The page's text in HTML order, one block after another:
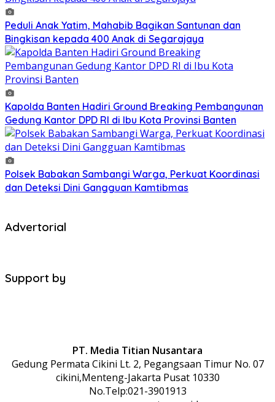
Peduli Anak Yatim, Mahabib Bagikan Santunan dan
Bingkisan kepada 400 Anak di Segarajaya
Kapolda Banten Hadiri Ground Breaking Pembangunan
Gedung Kantor DPD RI di Ibu Kota Provinsi Banten
Polsek Babakan Sambangi Warga, Perkuat Koordinasi
dan Deteksi Dini Gangguan Kamtibmas
Advertorial
Support by
PT. Media Titian Nusantara
Gedung Permata Cikini Lt. 2, Pegangsaan Timur No. 07
cikini,Menteng-Jakarta Pusat 10330
No.Telp:021-3901913